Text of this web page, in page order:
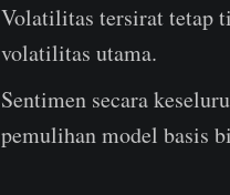
Volatilitas tersirat tetap
volatilitas utama.
Sentimen secara
pemulihan model basis